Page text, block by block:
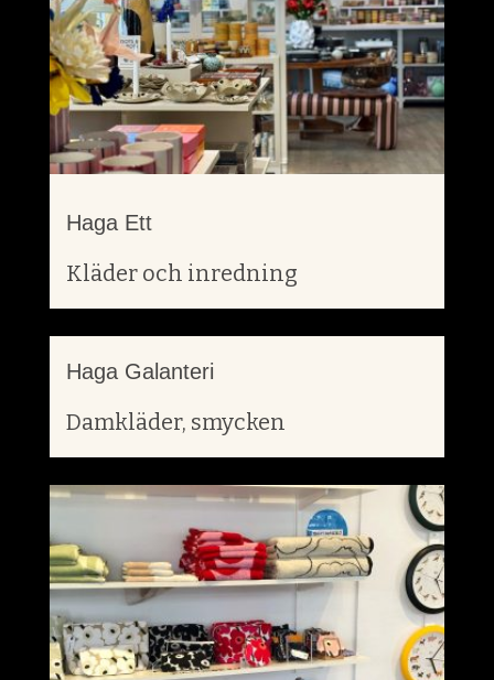
Haga Ett
Kläder och inredning
Haga Galanteri
Damkläder, smycken